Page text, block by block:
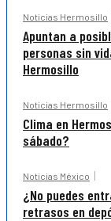
Noticias Hermosillo
Apuntan a
personas sin
Hermosillo
Noticias Hermosillo
Clima en
sábado?
Noticias México
¿No puedes
retrasos en